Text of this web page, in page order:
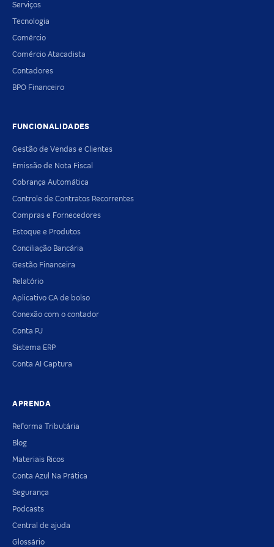
Serviços
Tecnologia
Comércio
Comércio Atacadista
Contadores
BPO Financeiro
FUNCIONALIDADES
Gestão de Vendas e Clientes
Emissão de Nota Fiscal
Cobrança Automática
Controle de Contratos Recorrentes
Compras e Fornecedores
Estoque e Produtos
Conciliação Bancária
Gestão Financeira
Relatório
Aplicativo CA de bolso
Conexão com o contador
Conta PJ
Sistema ERP
Conta AI Captura
APRENDA
Reforma Tributária
Blog
Materiais Ricos
Conta Azul Na Prática
Segurança
Podcasts
Central de ajuda
Glossário